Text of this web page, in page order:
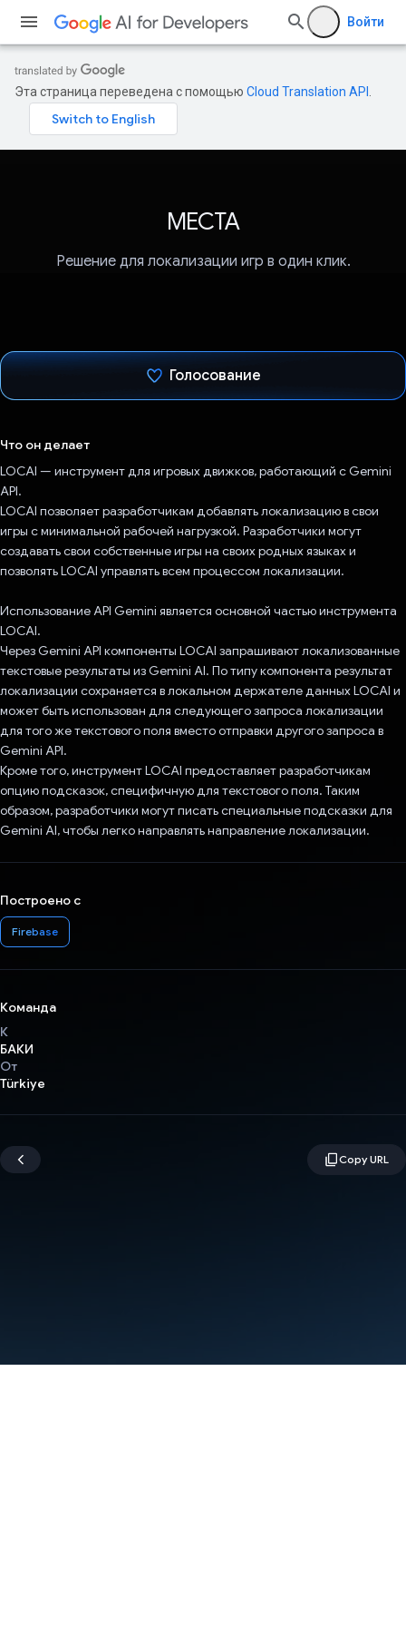
Войти
Эта страница переведена с помощью Cloud Translation API
МЕСТА
Решение для локализации игр в один клик.
Голосование
Что он делает
LOCAI — инструмент для игровых движков, работающий с Gemini
API.
LOCAI позволяет разработчикам добавлять локализацию в свои
игры с минимальной рабочей нагрузкой. Разработчики могут
создавать свои собственные игры на своих родных языках и
позволять LOCAI управлять всем процессом локализации.
Использование API Gemini является основной частью инструмента
LOCAI.
Через Gemini API компоненты LOCAI запрашивают локализованные
текстовые результаты из Gemini AI. По типу компонента результат
локализации сохраняется в локальном держателе данных LOCAI и
может быть использован для следующего запроса локализации
для того же текстового поля вместо отправки другого запроса в
Gemini API.
Кроме того, инструмент LOCAI предоставляет разработчикам
опцию подсказок, специфичную для текстового поля. Таким
образом, разработчики могут писать специальные подсказки для
Gemini AI, чтобы легко направлять направление локализации.
Построено с
Firebase
Команда
К
БАКИ
От
Türkiye